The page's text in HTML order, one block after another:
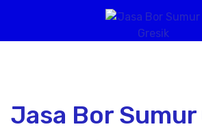
Jasa Bor